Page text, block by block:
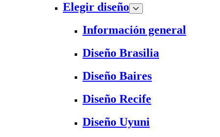
Elegir diseño
Información general
Diseño Brasilia
Diseño Baires
Diseño Recife
Diseño Uyuni